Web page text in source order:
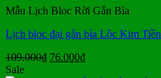
Mẫu Lịch Bloc Rời Gắn Bìa
Lịch bloc đại gắn bìa Lộc Kim Tiền
109.000₫ Giá
76.000₫Giá
Sale